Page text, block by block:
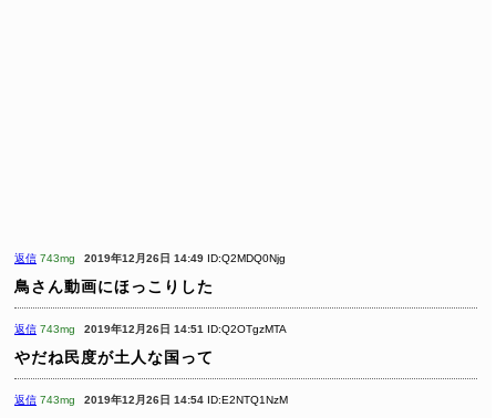
返信 743mg 2019年12月26日 14:49 ID:Q2MDQ0Njg
鳥さん動画にほっこりした
返信 743mg 2019年12月26日 14:51 ID:Q2OTgzMTA
やだね民度が土人な国って
返信 743mg 2019年12月26日 14:54 ID:E2NTQ1NzM